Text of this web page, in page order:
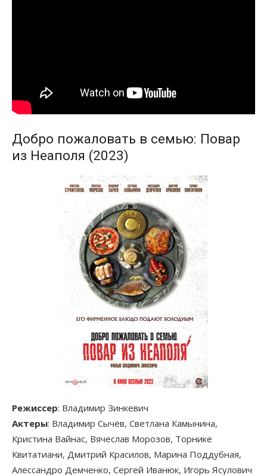
Добро пожаловать в семью: Повар
из Неаполя (2023)
Режиссер: Владимир Зинкевич
Актеры: Владимир Сычёв, Светлана Камынина,
Кристина Вайнас, Вячеслав Морозов, Торнике
Квитатиани, Дмитрий Красилов, Марина Поддубная,
Алессандро Демченко, Сергей Иванюк, Игорь Ясулович